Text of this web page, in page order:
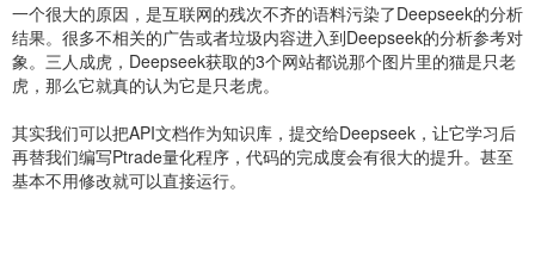
一个很大的原因，是互联网的残次不齐的语料污染了Deepseek的分析
结果。很多不相关的广告或者垃圾内容进入到Deepseek的分析参考对
象。三人成虎，Deepseek获取的3个网站都说那个图片里的猫是只老
虎，那么它就真的认为它是只老虎。
其实我们可以把API文档作为知识库，提交给Deepseek，让它学习后
再替我们编写Ptrade量化程序，代码的完成度会有很大的提升。甚至
基本不用修改就可以直接运行。